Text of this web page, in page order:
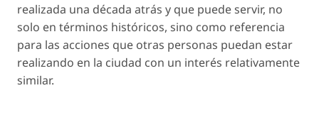
realizada una década atrás y que puede servir, no
solo en términos históricos, sino como referencia
para las acciones que otras personas puedan estar
realizando en la ciudad con un interés relativamente
similar.